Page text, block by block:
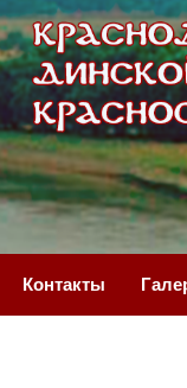
Контакты